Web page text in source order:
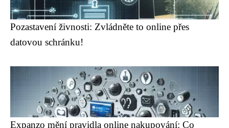
Pozastavení živnosti: Zvládněte to online přes
datovou schránku!
Expanzo mění pravidla online nakupování: Co